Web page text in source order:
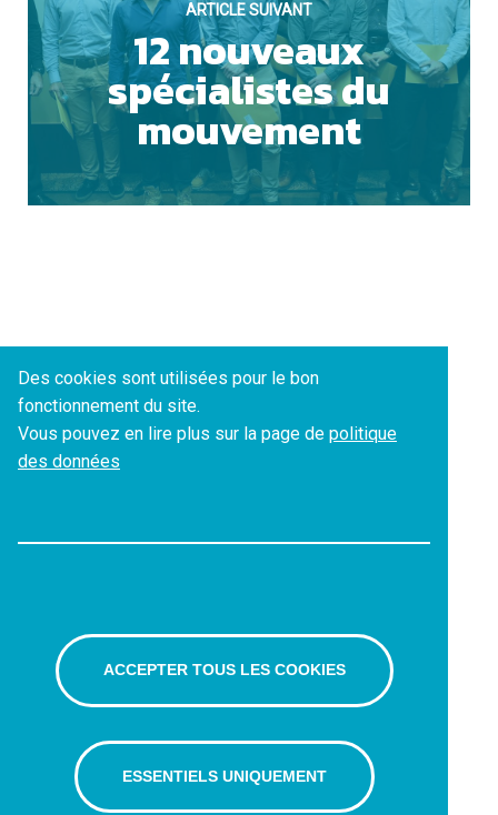
ARTICLE SUIVANT
12 nouveaux
spécialistes du
mouvement
Des cookies sont utilisées pour le bon
fonctionnement du site.
Vous pouvez en lire plus sur la page de politique
des données
ACCEPTER TOUS LES COOKIES
ESSENTIELS UNIQUEMENT